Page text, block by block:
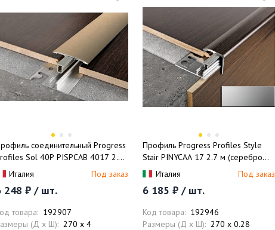
соединительный Progress
Sol 40P PISPCAB 4017 2.7
(бронза матовая)
Италия Под заказ
248 ₽ / шт.
товара: 192907
(Д x Ш): 270 x 4
Профиль Progress Profiles Style
Stair PINYCAА 17 2.7 м (серебро
матовое)
Италия Под заказ
6 185 ₽ / шт.
Код товара: 192946
Размеры (Д x Ш): 270 x 0.28